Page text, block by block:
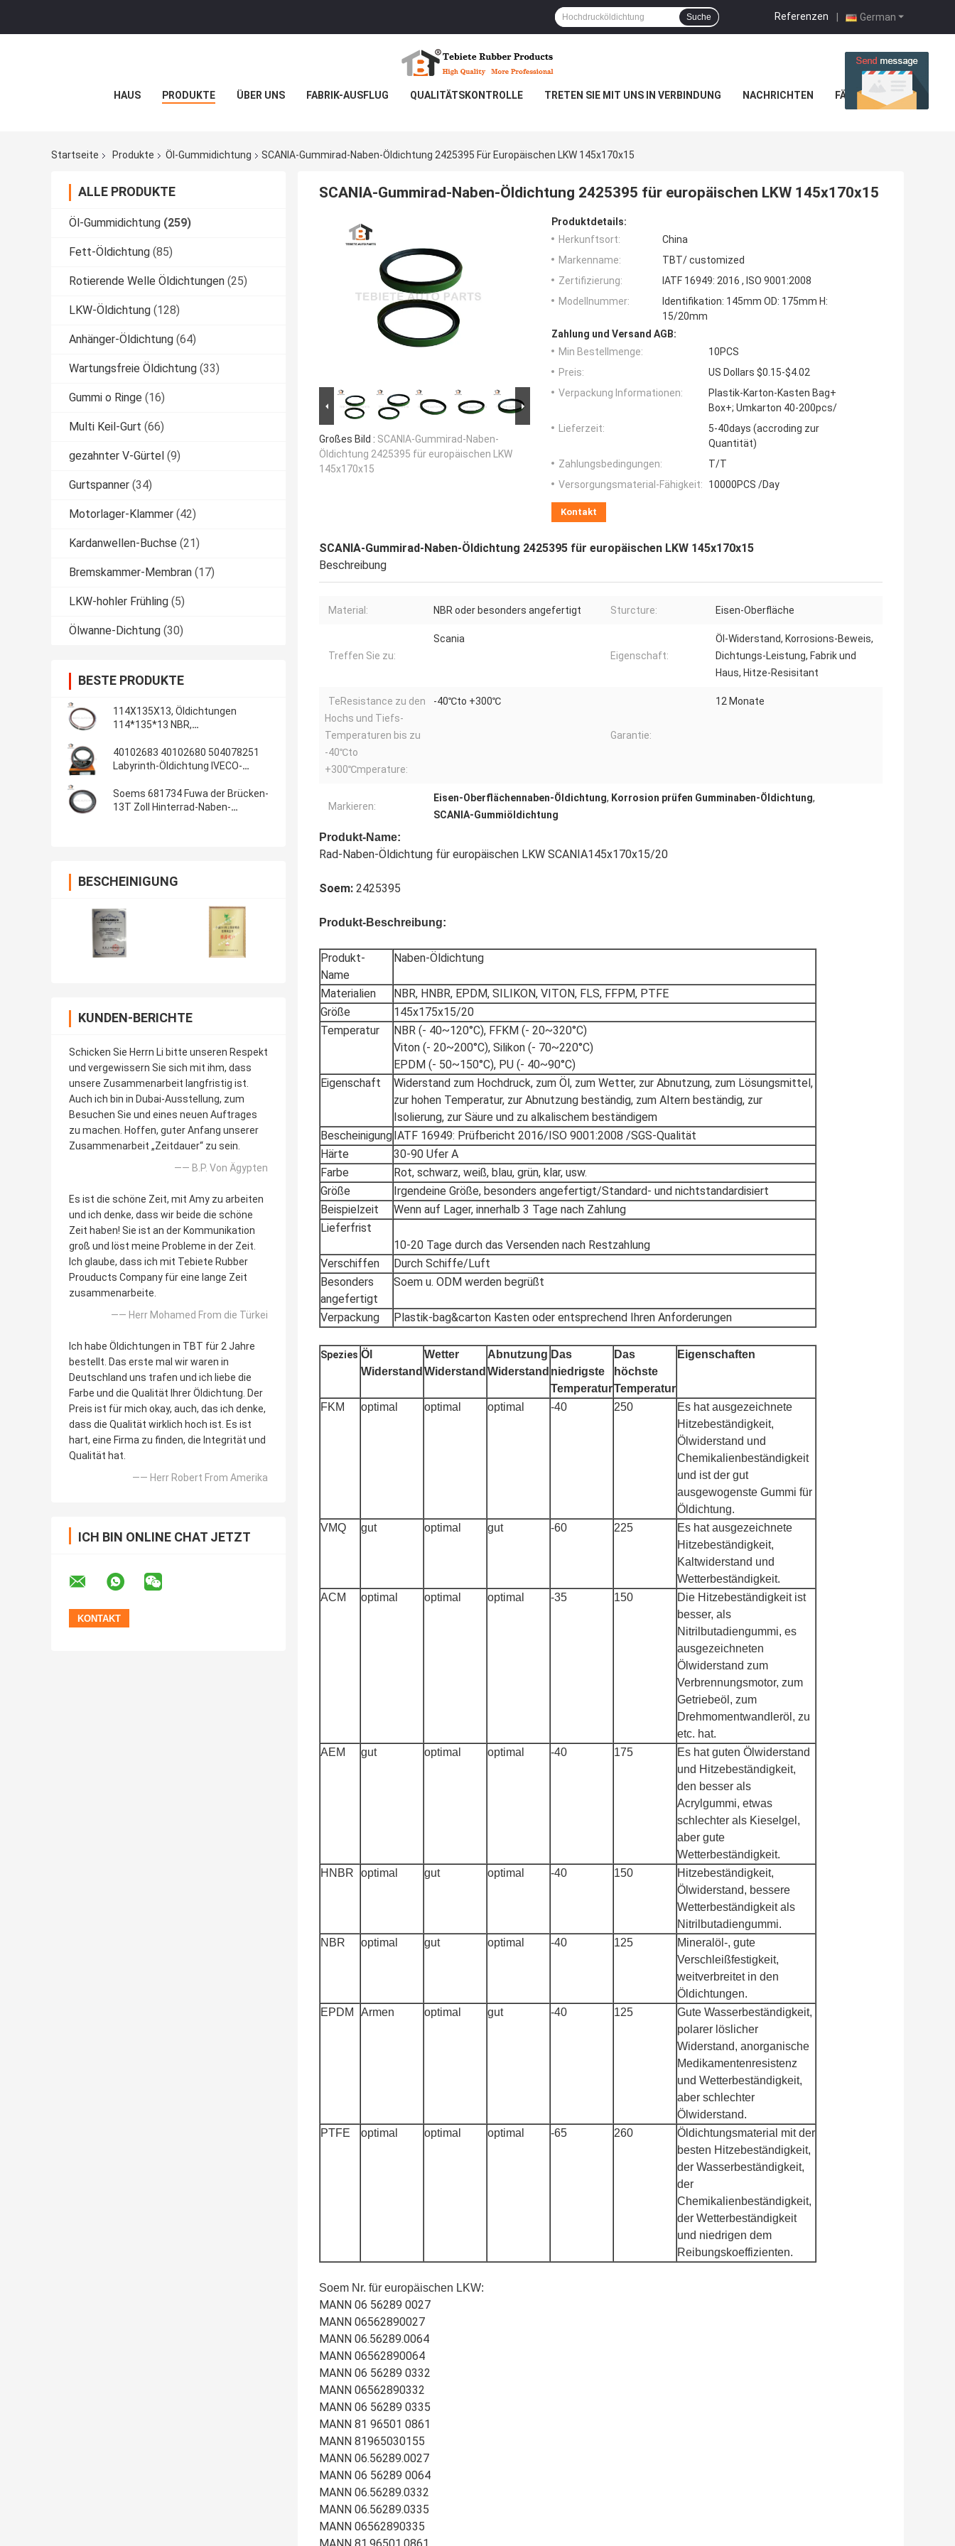
German
Referenzen |
Suche
HAUS PRODUKTE ÜBER UNS FABRIK-AUSFLUG QUALITÄTSKONTROLLE TRETEN SIE MIT UNS IN VERBINDUNG NACHRICHTEN FÄLLE
Startseite Produkte Öl-Gummidichtung SCANIA-Gummirad-Naben-Öldichtung 2425395 Für Europäischen LKW 145x170x15
ALLE PRODUKTE
Öl-Gummidichtung (259)
Fett-Öldichtung (85)
Rotierende Welle Öldichtungen (25)
LKW-Öldichtung (128)
Anhänger-Öldichtung (64)
Wartungsfreie Öldichtung (33)
Gummi o Ringe (16)
Multi Keil-Gurt (66)
gezahnter V-Gürtel (9)
Gurtspanner (34)
Motorlager-Klammer (42)
Kardanwellen-Buchse (21)
Bremskammer-Membran (17)
LKW-hohler Frühling (5)
Ölwanne-Dichtung (30)
BESTE PRODUKTE
114X135X13, Öldichtungen
114*135*13 NBR,
Öldichtungs-Material: NBR
40102683 40102680 504078251
Labyrinth-Öldichtung IVECO-
100*130*13/14 innere
Soems 681734 Fuwa der Brücken-
13T Zoll Hinterrad-Naben-
BESCHEINIGUNG
KUNDEN-BERICHTE
Schicken Sie Herrn Li bitte unseren Respekt
und vergewissern Sie sich mit ihm, dass
unsere Zusammenarbeit langfristig ist.
Auch ich bin in Dubai-Ausstellung, zum
Besuchen Sie und eines neuen Auftrages
zu machen. Hoffen, guter Anfang unserer
Zusammenarbeit „Zeitdauer“ zu sein.
—— B.P. Von Ägypten
Es ist die schöne Zeit, mit Amy zu arbeiten
und ich denke, dass wir beide die schöne
Zeit haben! Sie ist an der Kommunikation
groß und löst meine Probleme in der Zeit.
Ich glaube, dass ich mit Tebiete Rubber
Prouducts Company für eine lange Zeit
zusammenarbeite.
—— Herr Mohamed From die Türkei
Ich habe Öldichtungen in TBT für 2 Jahre
bestellt. Das erste mal wir waren in
Deutschland uns trafen und ich liebe die
Farbe und die Qualität Ihrer Öldichtung. Der
Preis ist für mich okay, auch, das ich denke,
dass die Qualität wirklich hoch ist. Es ist
hart, eine Firma zu finden, die Integrität und
Qualität hat.
—— Herr Robert From Amerika
ICH BIN ONLINE CHAT JETZT
SCANIA-Gummirad-Naben-Öldichtung 2425395 für europäischen LKW 145x170x15
Großes Bild : SCANIA-Gummirad-Naben-
Öldichtung 2425395 für europäischen LKW
145x170x15
Produktdetails:
Herkunftsort:
China
Markenname:
TBT/ customized
Zertifizierung:
IATF 16949: 2016 , ISO 9001:2008
Modellnummer:
Identifikation: 145mm OD: 175mm H:
15/20mm
Zahlung und Versand AGB:
Min Bestellmenge:
10PCS
Preis:
US Dollars $0.15-$4.02
Verpackung Informationen:
Plastik-Karton-Kasten Bag+
Box+; Umkarton 40-200pcs/
Lieferzeit:
5-40days (accroding zur
Quantität)
Zahlungsbedingungen:
T/T
Versorgungsmaterial-Fähigkeit:
10000PCS /Day
Kontakt
SCANIA-Gummirad-Naben-Öldichtung 2425395 für europäischen LKW 145x170x15
Beschreibung
Material: NBR oder besonders angefertigt Sturcture: Eisen-Oberfläche
Treffen Sie zu:
Scania
Eigenschaft:
Öl-Widerstand, Korrosions-Beweis,
Dichtungs-Leistung, Fabrik und
Haus, Hitze-Resisitant
TeResistance zu den
Hochs und Tiefs-
Temperaturen bis zu
-40℃to
+300℃mperature:
-40℃to +300℃
Garantie:
12 Monate
Markieren:
Eisen-Oberflächennaben-Öldichtung, Korrosion prüfen Gumminaben-Öldichtung,
SCANIA-Gummiöldichtung
Produkt-Name:
Rad-Naben-Öldichtung für europäischen LKW SCANIA145x170x15/20
Soem: 2425395
Produkt-Beschreibung:
Produkt-
Name
Naben-Öldichtung
Materialien
NBR, HNBR, EPDM, SILIKON, VITON, FLS, FFPM, PTFE
Größe
145x175x15/20
Temperatur
NBR (- 40~120°C), FFKM (- 20~320°C)
Viton (- 20~200°C), Silikon (- 70~220°C)
EPDM (- 50~150°C), PU (- 40~90°C)
Eigenschaft
Widerstand zum Hochdruck, zum Öl, zum Wetter, zur Abnutzung, zum Lösungsmittel,
zur hohen Temperatur, zur Abnutzung beständig, zum Altern beständig, zur
Isolierung, zur Säure und zu alkalischem beständigem
Bescheinigung IATF 16949: Prüfbericht 2016/ISO 9001:2008 /SGS-Qualität
Härte
30-90 Ufer A
Farbe
Rot, schwarz, weiß, blau, grün, klar, usw.
Größe
Irgendeine Größe, besonders angefertigt/Standard- und nichtstandardisiert
Beispielzeit
Wenn auf Lager, innerhalb 3 Tage nach Zahlung
Lieferfrist
10-20 Tage durch das Versenden nach Restzahlung
Verschiffen
Durch Schiffe/Luft
Besonders
angefertigt
Soem u. ODM werden begrüßt
Verpackung Plastik-bag&carton Kasten oder entsprechend Ihren Anforderungen
Spezies Öl
Widerstand
Wetter
Widerstand
Abnutzung
Widerstand
Das
niedrigste
Temperatur
Das
höchste
Temperatur
Eigenschaften
FKM optimal optimal optimal -40 250
Es hat ausgezeichnete
Hitzebeständigkeit,
Ölwiderstand und
Chemikalienbeständigkeit
und ist der gut
ausgewogenste Gummi für
Öldichtung.
VMQ
gut optimal gut -60 225
Es hat ausgezeichnete
Hitzebeständigkeit,
Kaltwiderstand und
Wetterbeständigkeit.
ACM
optimal optimal optimal -35 150
Die Hitzebeständigkeit ist
besser, als
Nitrilbutadiengummi, es
ausgezeichneten
Ölwiderstand zum
Verbrennungsmotor, zum
Getriebeöl, zum
Drehmomentwandleröl, zu
etc. hat.
AEM
gut optimal optimal -40 175
Es hat guten Ölwiderstand
und Hitzebeständigkeit,
den besser als
Acrylgummi, etwas
schlechter als Kieselgel,
aber gute
Wetterbeständigkeit.
HNBR
optimal gut optimal -40 150
Hitzebeständigkeit,
Ölwiderstand, bessere
Wetterbeständigkeit als
Nitrilbutadiengummi.
NBR
optimal gut optimal -40 125
Mineralöl-, gute
Verschleißfestigkeit,
weitverbreitet in den
Öldichtungen.
EPDM
Armen optimal gut -40 125
Gute Wasserbeständigkeit,
polarer löslicher
Widerstand, anorganische
Medikamentenresistenz
und Wetterbeständigkeit,
aber schlechter
Ölwiderstand.
PTFE
optimal optimal optimal -65 260
Öldichtungsmaterial mit der
besten Hitzebeständigkeit,
der Wasserbeständigkeit,
der
Chemikalienbeständigkeit,
der Wetterbeständigkeit
und niedrigen dem
Reibungskoeffizienten.
Soem Nr. für europäischen LKW:
MANN 06 56289 0027
MANN 06562890027
MANN 06.56289.0064
MANN 06562890064
MANN 06 56289 0332
MANN 06562890332
MANN 06 56289 0335
MANN 81 96501 0861
MANN 81965030155
MANN 06.56289.0027
MANN 06 56289 0064
MANN 06.56289.0332
MANN 06.56289.0335
MANN 06562890335